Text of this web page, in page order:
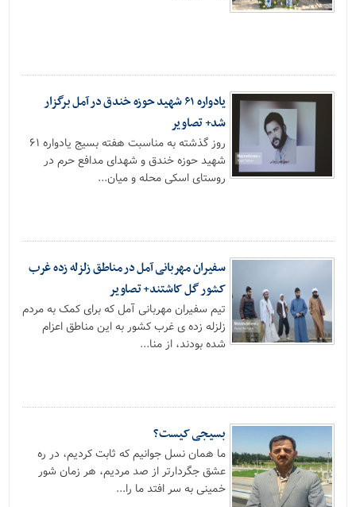
یادواره ۶۱ شهید حوزه خندق در آمل برگزار
شد+ تصاویر
روز گذشته به مناسبت هفته بسیج یادواره ۶۱
شهید حوزه خندق و شهدای مدافع حرم در
روستای اسکی محله و میان...
سفیران مهربانی آمل در مناطق زلزله زده غرب
کشور گل کاشتند+ تصاویر
تیم سفیران مهربانی آمل که برای کمک به مردم
زلزله زده ی غرب کشور به این مناطق اعزام
شده بودند، از منا...
بسیجی کیست؟
ما همان نسل جوانیم که ثابت کردیم، در ره
عشق جگردارتر از صد مردیم، هر زمان شور
خمینی به سر افتد ما را...